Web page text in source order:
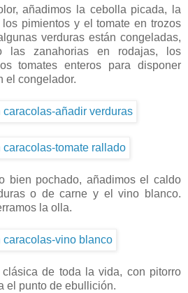
añadimos la cebolla picada, la
pimientos y el tomate en trozos
verduras están congeladas,
las zanahorias en rodajas, los
tomates enteros para disponer
el congelador.
bien pochado, añadimos el caldo
o de carne y el vino blanco.
la olla.
de toda la vida, con pitorro
el punto de ebullición.